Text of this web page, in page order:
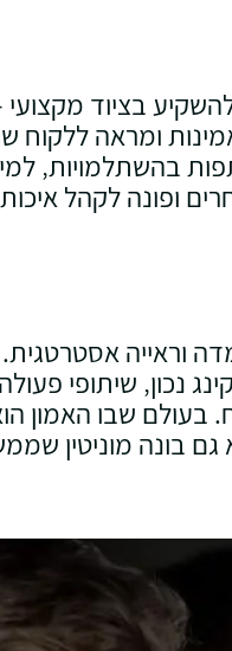
בציוד מקצועי
ומראה ללקוח
ופונה לקהל
וראייה
נכון‚ שיתופי
בעולם שבו האמון
בונה מוניטין